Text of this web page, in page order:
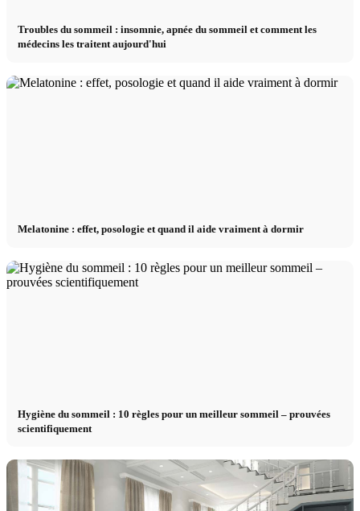
Troubles du sommeil : insomnie, apnée du sommeil et comment les
médecins les traitent aujourd'hui
Melatonine : effet, posologie et quand il aide vraiment à dormir
Hygiène du sommeil : 10 règles pour un meilleur sommeil – prouvées
scientifiquement